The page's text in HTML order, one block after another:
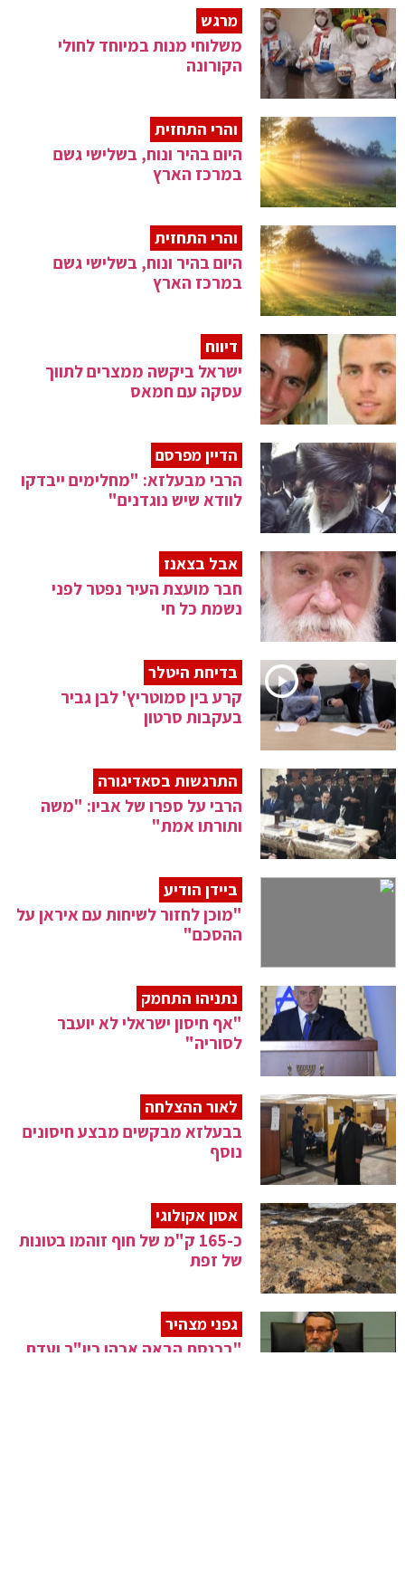
מרגש
משלוחי מנות במיוחד לחולי
הקורונה
והרי התחזית
היום בהיר ונוח, בשלישי גשם
במרכז הארץ
והרי התחזית
היום בהיר ונוח, בשלישי גשם
במרכז הארץ
דיווח
ישראל ביקשה ממצרים לתווך
עסקה עם חמאס
הדיין מפרסם
הרבי מבעלזא: "מחלימים ייבדקו
לוודא שיש נוגדנים"
אבל בצאנז
חבר מועצת העיר נפטר לפני
נשמת כל חי
בדיחת היטלר
קרע בין סמוטריץ' לבן גביר
בעקבות סרטון
התרגשות בסאדיגורה
הרבי על ספרו של אביו: "משה
ותורתו אמת"
ביידן הודיע
"מוכן לחזור לשיחות עם איראן על
ההסכם"
נתניהו התחמק
"אף חיסון ישראלי לא יועבר
לסוריה"
לאור ההצלחה
בבעלזא מבקשים מבצע חיסונים
נוסף
אסון אקולוגי
כ-165 ק"מ של חוף זוהמו בטונות
של זפת
גפני מצהיר
"בכנסת הבאה אכהן כיו"ר ועדת